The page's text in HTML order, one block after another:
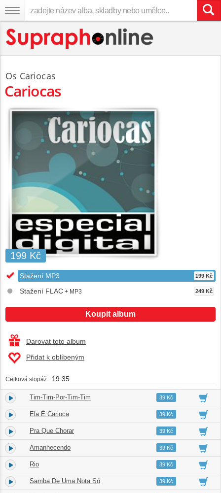
Os Cariocas
Cariocas
199 Kč
Stažení MP3 199 Kč
Stažení FLAC + MP3 249 Kč
Koupit album
Darovat toto album
Přidat k oblíbeným
Celková stopáž: 19:35
1. Tim-Tim-Por-Tim-Tim 02:2239 Kč
2. Ela É Carioca 02:3639 Kč
3. Pra Que Chorar 02:3039 Kč
4. Amanhecendo 02:2439 Kč
5. Rio 02:1839 Kč
6. Samba De Uma Nota Só 02:0239 Kč